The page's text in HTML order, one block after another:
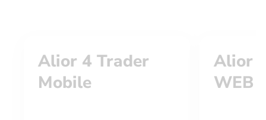
Alior 4 Trader
Mobile
Alior
WEB